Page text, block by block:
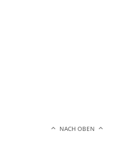
NACH OBEN